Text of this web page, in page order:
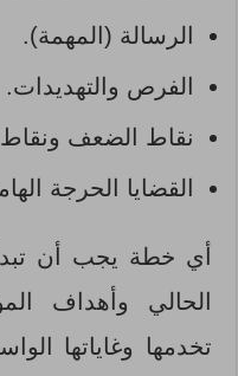
الرسالة (المهمة).
الفرص والتهديدات.
نقاط الضعف ونقاط
القضايا الحرجة
أي خطة يجب أن
الحالي وأهداف